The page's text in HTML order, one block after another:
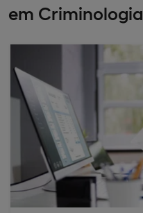
em Criminologia